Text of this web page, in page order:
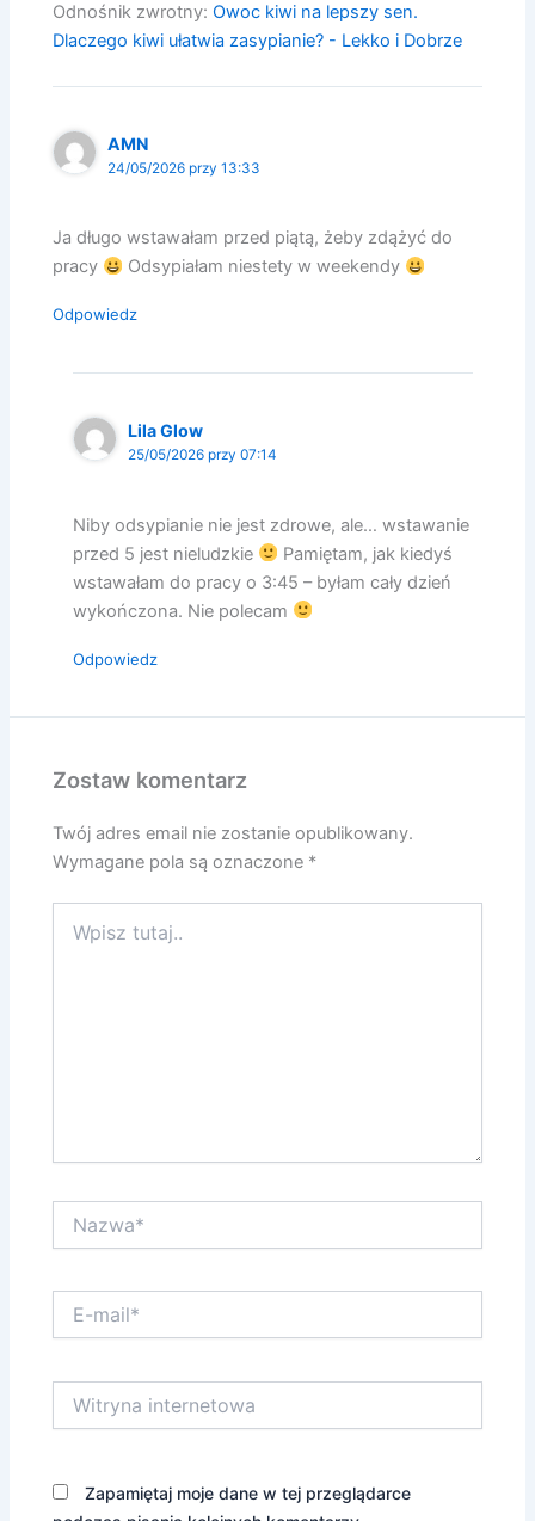
Odnośnik zwrotny:Owoc kiwi na lepszy sen.
Dlaczego kiwi ułatwia zasypianie? - Lekko i Dobrze
AMN
24/05/2026 przy 13:33
Ja długo wstawałam przed piątą, żeby zdążyć do
pracy
Odsypiałam niestety w weekendy
Odpowiedz
Lila Glow
25/05/2026 przy 07:14
Niby odsypianie nie jest zdrowe, ale… wstawanie
przed 5 jest nieludzkie
Pamiętam, jak kiedyś
wstawałam do pracy o 3:45 – byłam cały dzień
wykończona. Nie polecam
Odpowiedz
Zostaw komentarz
Twój adres email nie zostanie opublikowany.
Wymagane pola są oznaczone *
tutaj..
mail*
internetowa
Zapamiętaj moje dane w tej przeglądarce